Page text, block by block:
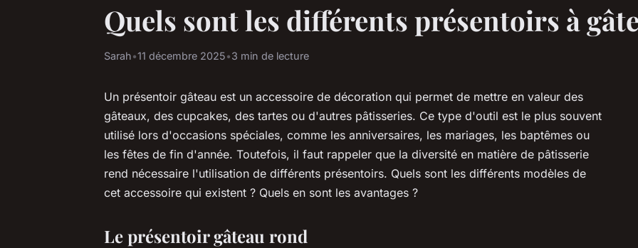
Quels sont les différents présentoirs à
Sarah•11 décembre 2025•3 min de lecture
Un présentoir gâteau est un accessoire de décoration qui permet de mettre en valeur des
gâteaux, des cupcakes, des tartes ou d'autres pâtisseries. Ce type d'outil est le plus souvent
utilisé lors d'occasions spéciales, comme les anniversaires, les mariages, les baptêmes ou
les fêtes de fin d'année. Toutefois, il faut rappeler que la diversité en matière de pâtisserie
rend nécessaire l'utilisation de différents présentoirs. Quels sont les différents modèles de
cet accessoire qui existent ? Quels en sont les avantages ?
Le présentoir gâteau rond